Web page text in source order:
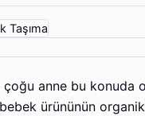
çoğu anne bu konuda
ürününün